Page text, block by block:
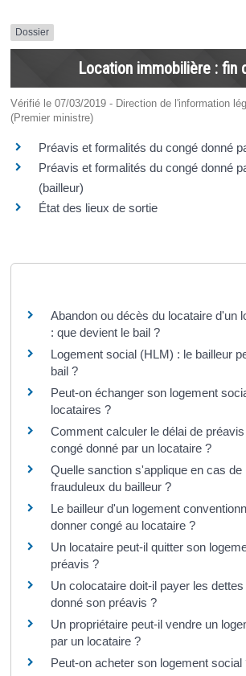
Dossier
Location immobilière : fin
Vérifié le 07/03/2019 - Direction de l'information
(Premier ministre)
Préavis et formalités du congé donné
Préavis et formalités du congé donné
(bailleur)
État des lieux de sortie
Abandon ou décès du locataire d'un
: que devient le bail ?
Logement social (HLM) : le bailleur
bail ?
Peut-on échanger son logement
locataires ?
Comment calculer le délai de
congé donné par un locataire ?
Quelle sanction s'applique en cas de
frauduleux du bailleur ?
Le bailleur d'un logement
donner congé au locataire ?
Un locataire peut-il quitter son
préavis ?
Un colocataire doit-il payer les
donné son préavis ?
Un propriétaire peut-il vendre un
par un locataire ?
Peut-on acheter son logement social